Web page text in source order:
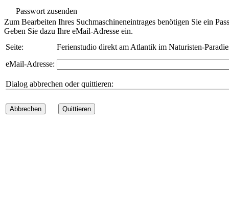
Passwort zusenden
Zum Bearbeiten Ihres Suchmaschineneintrages benötigen Sie ein
Geben Sie dazu Ihre eMail-Adresse ein.
Seite:
Ferienstudio direkt am Atlantik im Naturisten-
eMail-Adresse:
Dialog abbrechen oder quittieren:
Abbrechen Quittieren